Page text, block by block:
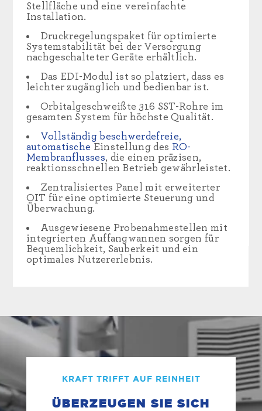
Stellfläche und eine vereinfachte
Installation.
Druckregelungspaket für optimierte
Systemstabilität bei der Versorgung
nachgeschalteter Geräte erhältlich.
Das EDI-Modul ist so platziert, dass es
leichter zugänglich und bedienbar ist.
Orbitalgeschweißte 316 SST-Rohre im
gesamten System für höchste Qualität.
Vollständig beschwerdefreie,
automatische Einstellung des RO-
Membranflusses, die einen präzisen,
reaktionsschnellen Betrieb gewährleistet.
Zentralisiertes Panel mit erweiterter
OIT für eine optimierte Steuerung und
Überwachung.
Ausgewiesene Probenahmestellen mit
integrierten Auffangwannen sorgen für
Bequemlichkeit, Sauberkeit und ein
optimales Nutzererlebnis.
KRAFT TRIFFT AUF REINHEIT
ÜBERZEUGEN SIE SICH